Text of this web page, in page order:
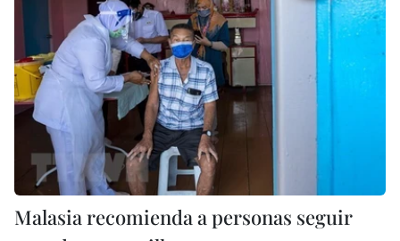
Malasia recomienda a personas seguir